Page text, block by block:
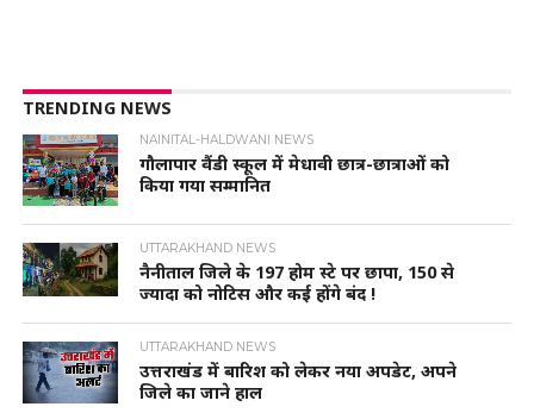
TRENDING NEWS
NAINITAL-HALDWANI NEWS
गौलापार वैंडी स्कूल में मेधावी छात्र-छात्राओं को
किया गया सम्मानित
UTTARAKHAND NEWS
नैनीताल जिले के 197 होम स्टे पर छापा, 150 से
ज्यादा को नोटिस और कई होंगे बंद !
UTTARAKHAND NEWS
उत्तराखंड में बारिश को लेकर नया अपडेट, अपने
जिले का जाने हाल